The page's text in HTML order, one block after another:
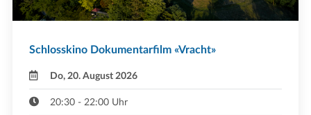
Schlosskino Dokumentarfilm «Vracht»
Do, 20. August 2026
20:30 - 22:00 Uhr